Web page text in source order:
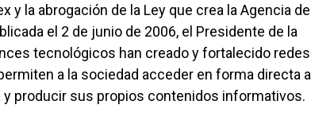
y la abrogación de la Ley que crea la Agencia de
el 2 de junio de 2006, el Presidente de la
tecnológicos han creado y fortalecido redes
a la sociedad acceder en forma directa a
producir sus propios contenidos informativos.